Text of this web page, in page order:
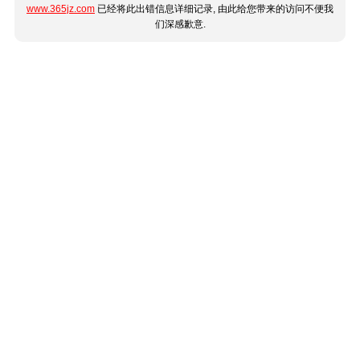
www.365jz.com 已经将此出错信息详细记录, 由此给您带来的访问不便我
们深感歉意.